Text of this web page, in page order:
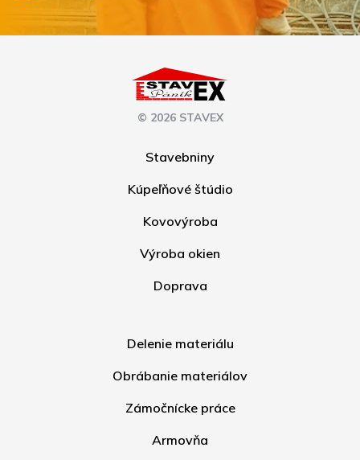
© 2026 STAVEX
Stavebniny
Kúpeľňové štúdio
Kovovýroba
Výroba okien
Doprava
Delenie materiálu
Obrábanie materiálov
Zámočnícke práce
Armovňa